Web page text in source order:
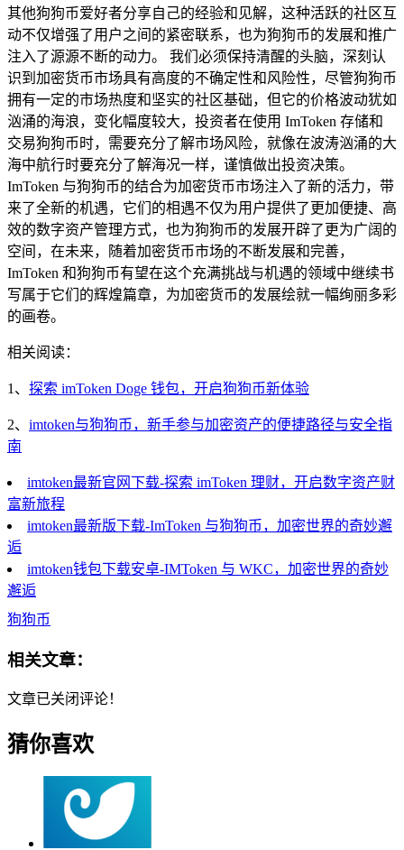
其他狗狗币爱好者分享自己的经验和见解，这种活跃的社区互
动不仅增强了用户之间的紧密联系，也为狗狗币的发展和推广
注入了源源不断的动力。 我们必须保持清醒的头脑，深刻认
识到加密货币市场具有高度的不确定性和风险性，尽管狗狗币
拥有一定的市场热度和坚实的社区基础，但它的价格波动犹如
汹涌的海浪，变化幅度较大，投资者在使用 ImToken 存储和
交易狗狗币时，需要充分了解市场风险，就像在波涛汹涌的大
海中航行时要充分了解海况一样，谨慎做出投资决策。
ImToken 与狗狗币的结合为加密货币市场注入了新的活力，带
来了全新的机遇，它们的相遇不仅为用户提供了更加便捷、高
效的数字资产管理方式，也为狗狗币的发展开辟了更为广阔的
空间，在未来，随着加密货币市场的不断发展和完善，
ImToken 和狗狗币有望在这个充满挑战与机遇的领域中继续书
写属于它们的辉煌篇章，为加密货币的发展绘就一幅绚丽多彩
的画卷。
相关阅读：
1、 探索 imToken Doge 钱包，开启狗狗币新体验
2、 imtoken与狗狗币，新手参与加密资产的便捷路径与安全指
南
imtoken最新官网下载-探索 imToken 理财，开启数字资产财
富新旅程
imtoken最新版下载-ImToken 与狗狗币，加密世界的奇妙邂
逅
imtoken钱包下载安卓-IMToken 与 WKC，加密世界的奇妙
邂逅
狗狗币
相关文章：
文章已关闭评论！
猜你喜欢